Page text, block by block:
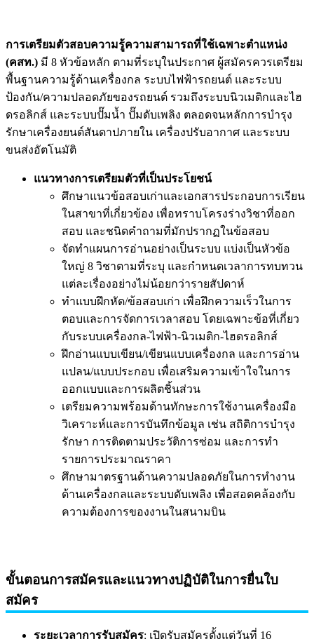
การเตรียมตัวสอบความรู้ความสามารถที่ใช้เฉพาะตำแหน่ง
(คสท.) มี 8 หัวข้อหลัก ตามที่ระบุในประกาศ ผู้สมัครควรเตรียม
พื้นฐานความรู้ด้านเครื่องกล ระบบไฟฟ้ารถยนต์ และระบบ
ป้องกัน/ความปลอดภัยของรถยนต์ รวมถึงระบบนิวเมติกและไฮ
ดรอลิกส์ และระบบปั๊มน้ำ ปั๊มดับเพลิง ตลอดจนหลักการบำรุง
รักษาเครื่องยนต์สันดาปภายใน เครื่องปรับอากาศ และระบบ
ขนส่งอัตโนมัติ
แนวทางการเตรียมตัวที่เป็นประโยชน์
ศึกษาแนวข้อสอบเก่าและเอกสารประกอบการเรียน
ในสาขาที่เกี่ยวข้อง เพื่อทราบโครงร่างวิชาที่ออก
สอบ และชนิดคำถามที่มักปรากฏในข้อสอบ
จัดทำแผนการอ่านอย่างเป็นระบบ แบ่งเป็นหัวข้อ
ใหญ่ 8 วิชาตามที่ระบุ และกำหนดเวลาการทบทวน
แต่ละเรื่องอย่างไม่น้อยกว่ารายสัปดาห์
ทำแบบฝึกหัด/ข้อสอบเก่า เพื่อฝึกความเร็วในการ
ตอบและการจัดการเวลาสอบ โดยเฉพาะข้อที่เกี่ยว
กับระบบเครื่องกล-ไฟฟ้า-นิวเมติก-ไฮดรอลิกส์
ฝึกอ่านแบบเขียน/เขียนแบบเครื่องกล และการอ่าน
แปลน/แบบประกอบ เพื่อเสริมความเข้าใจในการ
ออกแบบและการผลิตชิ้นส่วน
เตรียมความพร้อมด้านทักษะการใช้งานเครื่องมือ
วิเคราะห์และการบันทึกข้อมูล เช่น สถิติการบำรุง
รักษา การติดตามประวัติการซ่อม และการทำ
รายการประมาณราคา
ศึกษามาตรฐานด้านความปลอดภัยในการทำงาน
ด้านเครื่องกลและระบบดับเพลิง เพื่อสอดคล้องกับ
ความต้องการของงานในสนามบิน
ขั้นตอนการสมัครและแนวทางปฏิบัติในการยื่นใบ
สมัคร
ระยะเวลาการรับสมัคร: เปิดรับสมัครตั้งแต่วันที่ 16